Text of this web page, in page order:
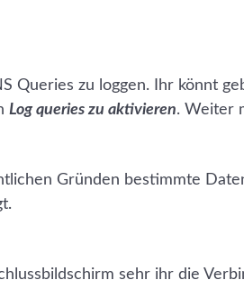
Queries zu loggen. Ihr könnt
Log queries zu aktivieren. Weiter
Gründen bestimmte
sehr ihr die